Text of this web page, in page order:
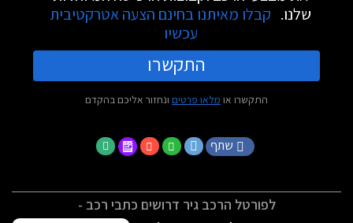
שלנו. קבלו מאיתנו בחינם הצעה אטרקטיבית
עכשיו
התקשרו
התקשרו או מלאו פרטים ונחזור אליכם בהקדם
שתף
לפורטל הרכב גיר דרושים כתבי רכב -